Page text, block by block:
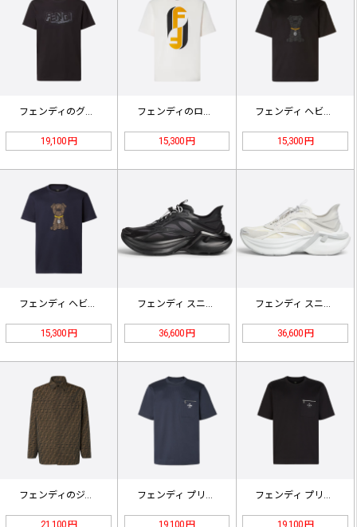
フェンディのグラフィックTシャツ
19,100 円
フェンディのロゴプリント入り半袖Tシ…
15,300 円
フェンディ ヘビーインダストリー 刺…
15,300 円
フェンディ ヘビーインダストリー 刺…
15,300 円 36,600 円 36,600 円
フェンディのジャカードシャツジャケッ…
21,100 円
フェンディ プリントポケット 半袖T…
19,100 円
フェンディ プリントポケット 半袖T…
19,100 円